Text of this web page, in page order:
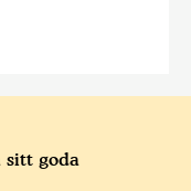
sitt goda